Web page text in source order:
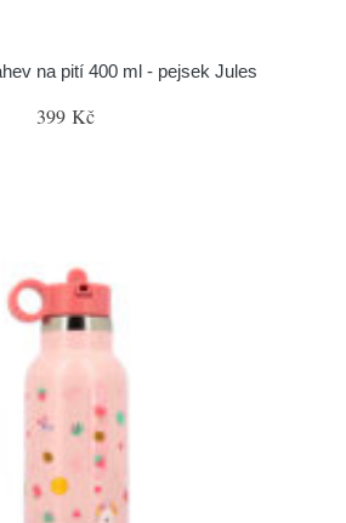
na pití 400 ml - pejsek Jules
399 Kč